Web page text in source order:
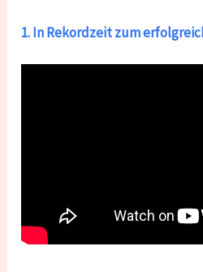
1. In Rekordzeit zum